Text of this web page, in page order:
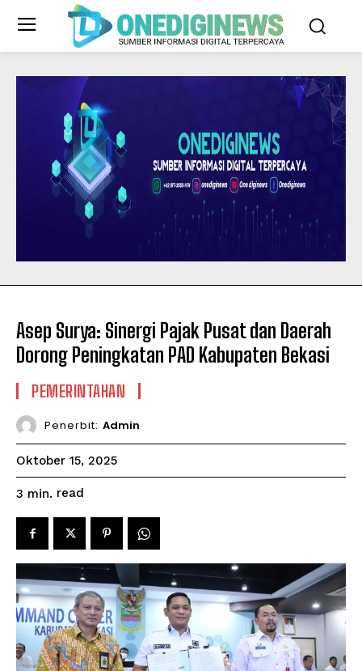
Asep Surya: Sinergi Pajak Pusat dan Daerah
Dorong Peningkatan PAD Kabupaten Bekasi
PEMERINTAHAN
Penerbit: Admin
Oktober 15, 2025
3 min. read